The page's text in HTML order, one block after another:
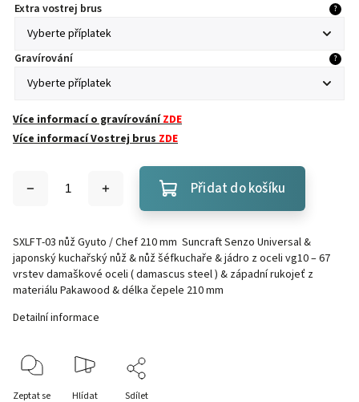
Extra vostrej brus
?
Gravírování ?
Více informací o gravírováníZDE
Více informací Vostrej brusZDE
Přidat do košíku
SXLFT-03 nůž Gyuto / Chef 210 mm Suncraft Senzo Universal &
japonský kuchařský nůž & nůž šéfkuchaře & jádro z oceli vg10 – 67
vrstev damaškové oceli ( damascus steel ) & západní rukojeť z
materiálu Pakawood & délka čepele 210 mm
Detailní informace
Zeptat se Hlídat Sdílet